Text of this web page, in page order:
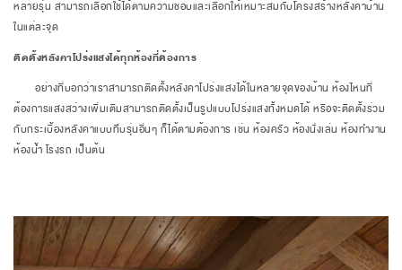
หลายรุ่น สามารถเลือกใช้ได้ตามความชอบและเลือกให้เหมาะสมกับโครงสร้างหลังคาบ้าน
ในแต่ละจุด
ติดตั้งหลังคาโปร่งแสงได้ทุกห้องที่ต้องการ
อย่างที่บอกว่าเราสามารถติดตั้งหลังคาโปร่งแสงได้ในหลายจุดของบ้าน ห้องไหนที่
ต้องการแสงสว่างเพิ่มเติมสามารถติดตั้งเป็นรูปแบบโปร่งแสงทั้งหมดได้ หรือจะติดตั้งร่วม
กับกระเบื้องหลังคาแบบทึบรุ่นอื่นๆ ก็ได้ตามต้องการ เช่น ห้องครัว ห้องนั่งเล่น ห้องทำงาน
ห้องน้ำ โรงรถ เป็นต้น